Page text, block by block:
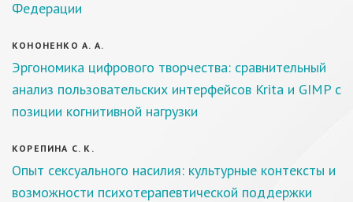
Федерации
КОНОНЕНКО А. А.
Эргономика цифрового творчества: сравнительный
анализ пользовательских интерфейсов Krita и GIMP с
позиции когнитивной нагрузки
КОРЕПИНА С. К.
Опыт сексуального насилия: культурные контексты и
возможности психотерапевтической поддержки